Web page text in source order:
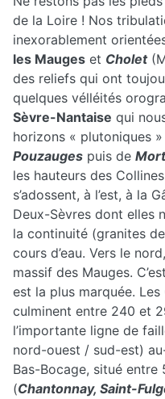
de la Loire ! Nos
inexorablement
les Mauges et Cholet
des reliefs qui ont
quelques vélléités
Sèvre-Nantaise qui
horizons « plutoniques
Pouzauges puis de
les hauteurs des
s’adossent, à l’est, à la
Deux-Sèvres dont elles
la continuité (granites de
cours d’eau. Vers le
massif des Mauges.
est la plus marquée.
culminent entre 240 et
l’importante ligne de
nord-ouest / sud-est)
Bas-Bocage, situé entre
(Chantonnay, Saint-